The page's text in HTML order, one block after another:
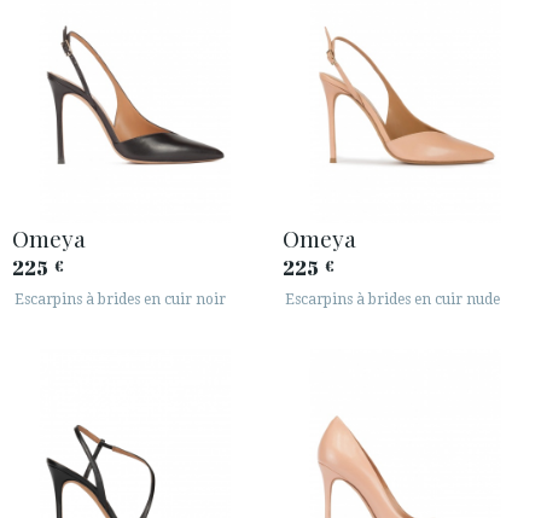
Omeya
225 €
Escarpins à brides en cuir noir
Omeya
225 €
Escarpins à brides en cuir nude